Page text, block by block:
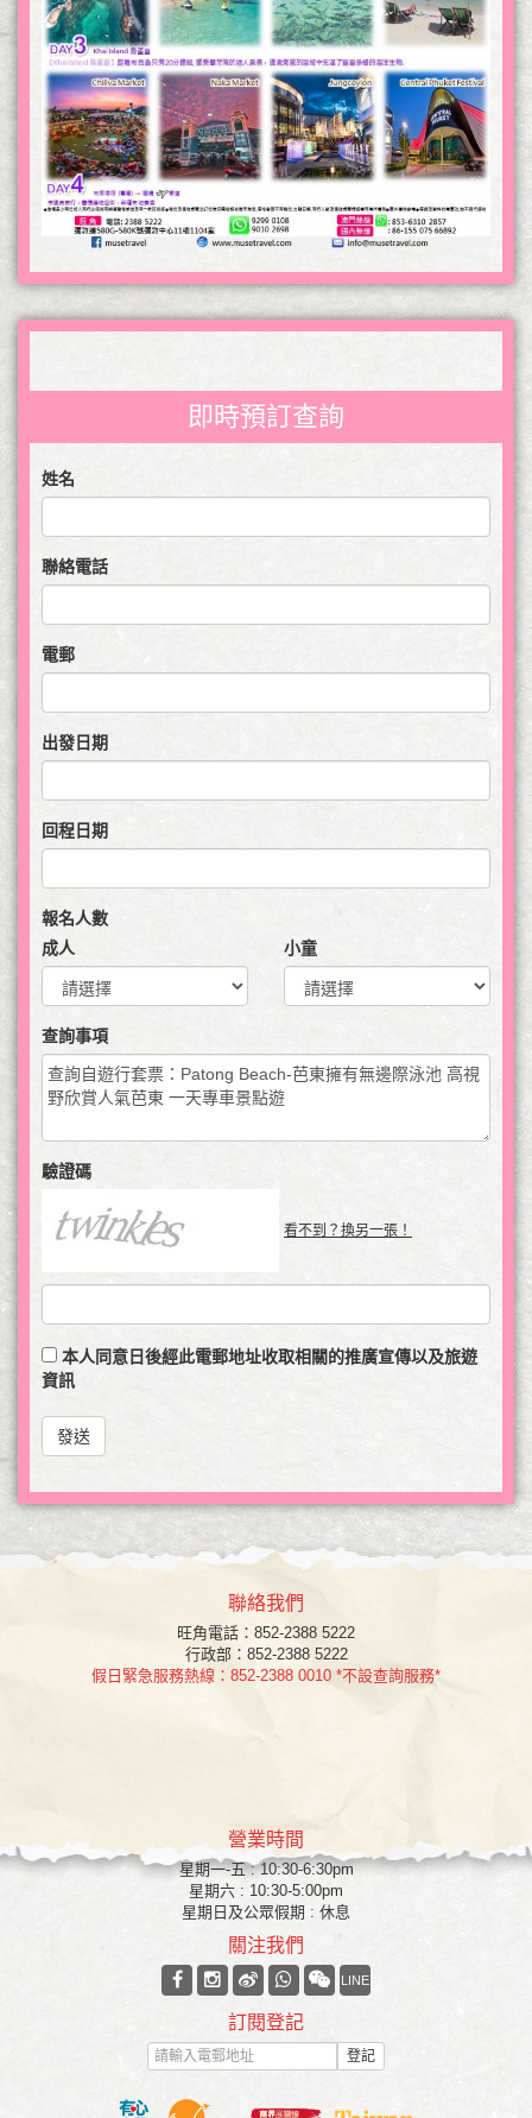
即時預訂查詢
姓名
聯絡電話
電郵
出發日期
回程日期
報名人數
成人
小童
查詢事項
驗證碼
看不到？換另一張！
本人同意日後經此電郵地址收取相關的推廣宣傳以及旅遊
資訊
發送
聯絡我們
旺角電話：852-2388 5222
行政部：852-2388 5222
假日緊急服務熱線：852-2388 0010 *不設查詢服務*
營業時間
星期一-五 : 10:30-6:30pm
星期六 : 10:30-5:00pm
星期日及公眾假期 : 休息
關注我們
LINE
訂閱登記
登記